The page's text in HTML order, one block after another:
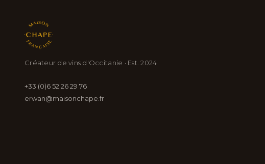
Créateur de vins d'Occitanie · Est. 2024
+33 (0)6 52 26 29 76
erwan@maisonchape.fr